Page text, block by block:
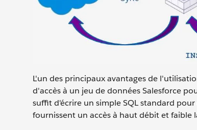
L'un des principaux avantages de
d'accès à un jeu de données Salesforce
suffit d'écrire un simple SQL standard
fournissent un accès à haut débit et faible